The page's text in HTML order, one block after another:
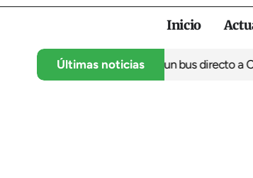
Inicio
Últimas noticias
puesta en marcha de un bus directo a Covas y